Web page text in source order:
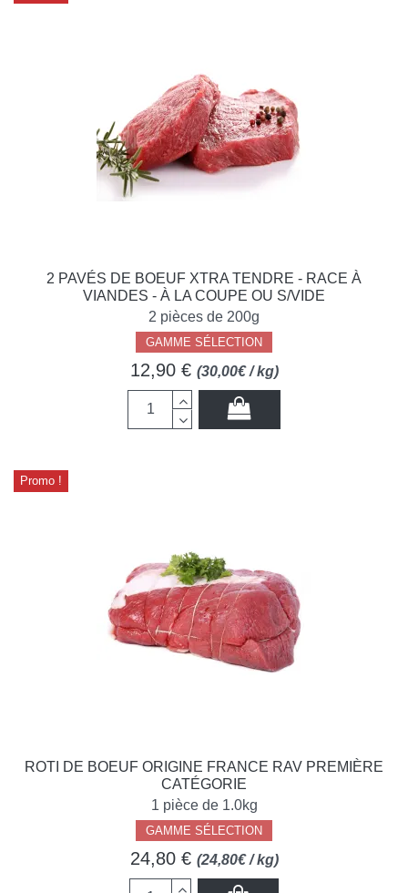
2 PAVÉS DE BOEUF XTRA TENDRE - RACE À
VIANDES - À LA COUPE OU S/VIDE
2 pièces de 200g
GAMME SÉLECTION
12,90 € (30,00€ / kg)
Promo !
ROTI DE BOEUF ORIGINE FRANCE RAV PREMIÈRE
CATÉGORIE
1 pièce de 1.0kg
GAMME SÉLECTION
24,80 € (24,80€ / kg)